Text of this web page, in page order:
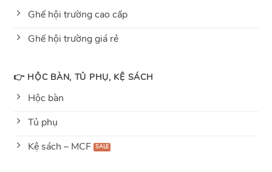
Ghế hội trường cao cấp
Ghế hội trường giá rẻ
👉 HỘC BÀN, TỦ PHỤ, KỆ SÁCH
Hộc bàn
Tủ phụ
Kệ sách – MCF